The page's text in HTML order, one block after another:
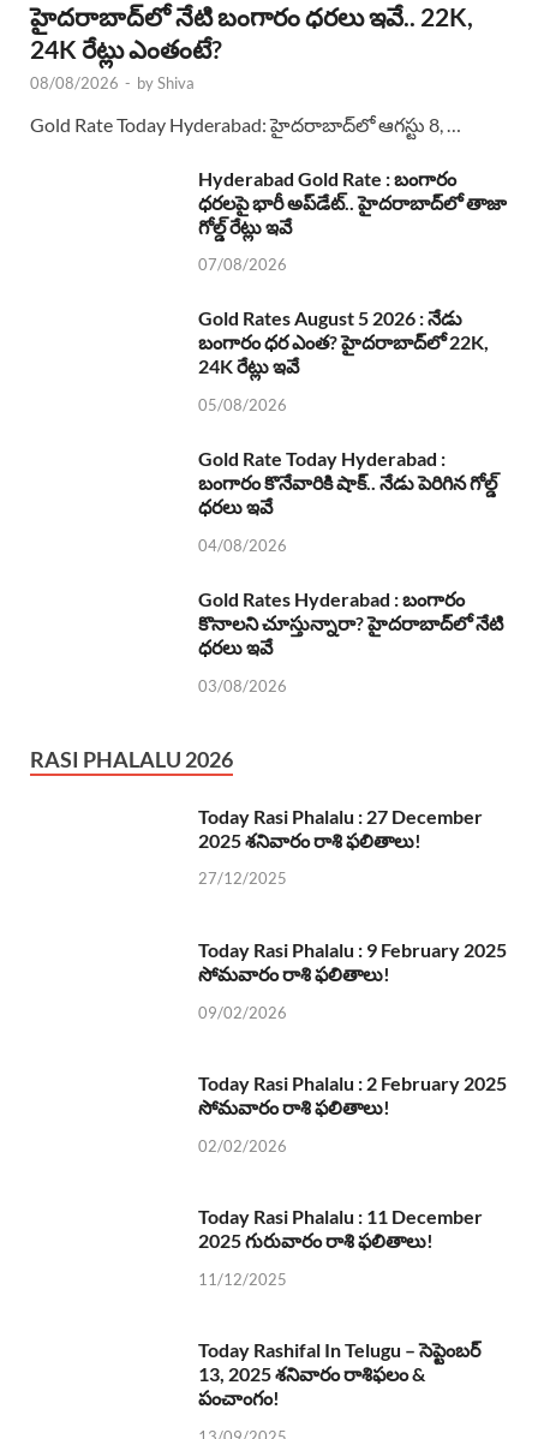
హైదరాబాద్‌లో నేటి బంగారం ధరలు ఇవే.. 22K,
24K రేట్లు ఎంతంటే?
08/08/2026 - byShiva
Gold Rate Today Hyderabad: హైదరాబాద్‌లో ఆగస్టు 8, …
Hyderabad Gold Rate : బంగారం
ధరలపై భారీ అప్‌డేట్.. హైదరాబాద్‌లో తాజా
గోల్డ్ రేట్లు ఇవే
07/08/2026
Gold Rates August 5 2026 : నేడు
బంగారం ధర ఎంత? హైదరాబాద్‌లో 22K,
24K రేట్లు ఇవే
05/08/2026
Gold Rate Today Hyderabad :
బంగారం కొనేవారికి షాక్.. నేడు పెరిగిన గోల్డ్
ధరలు ఇవే
04/08/2026
Gold Rates Hyderabad : బంగారం
కొనాలని చూస్తున్నారా? హైదరాబాద్‌లో నేటి
ధరలు ఇవే
03/08/2026
RASI PHALALU 2026
Today Rasi Phalalu : 27 December
2025 శనివారం రాశి ఫలితాలు!
27/12/2025
Today Rasi Phalalu : 9 February 2025
సోమవారం రాశి ఫలితాలు!
09/02/2026
Today Rasi Phalalu : 2 February 2025
సోమవారం రాశి ఫలితాలు!
02/02/2026
Today Rasi Phalalu : 11 December
2025 గురువారం రాశి ఫలితాలు!
11/12/2025
Today Rashifal In Telugu – సెప్టెంబర్
13, 2025 శనివారం రాశిఫలం &
పంచాంగం!